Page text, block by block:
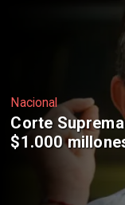
Nacional
Codelco
Andes Norte
riesgos